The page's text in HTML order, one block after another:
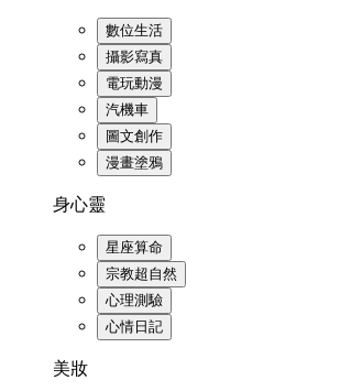
數位生活
攝影寫真
電玩動漫
汽機車
圖文創作
漫畫塗鴉
身心靈
星座算命
宗教超自然
心理測驗
心情日記
美妝